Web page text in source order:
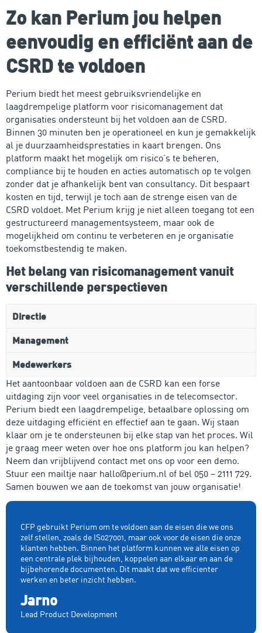
Zo kan Perium jou helpen
eenvoudig en efficiënt aan de
CSRD te voldoen
Perium biedt het meest gebruiksvriendelijke en
laagdrempelige platform voor risicomanagement dat
organisaties ondersteunt bij het voldoen aan de CSRD.
Binnen 30 minuten ben je operationeel en kun je gemakkelijk
al je duurzaamheidsprestaties in kaart brengen. Ons
platform maakt het mogelijk om risico’s te beheren,
compliance bij te houden en acties automatisch op te volgen
zonder dat je afhankelijk bent van consultancy. Dit bespaart
kosten en tijd, terwijl je toch aan de strenge eisen van de
CSRD voldoet. Met Perium krijg je niet alleen toegang tot een
gestructureerd managementsysteem, maar ook de
mogelijkheid om continu te verbeteren en je organisatie
toekomstbestendig te maken.
Het belang van risicomanagement vanuit
verschillende perspectieven
Directie
Management
Medewerkers
Het aantoonbaar voldoen aan de CSRD kan een forse
uitdaging zijn voor veel organisaties in de telecomsector.
Perium biedt een laagdrempelige, betaalbare oplossing om
deze uitdaging efficiënt en effectief aan te gaan. Wij staan
klaar om je te ondersteunen bij elke stap van het proces. Wil
je graag meer weten over hoe ons platform jou kan helpen?
Neem dan vrijblijvend contact met ons op voor een demo.
Stuur een mailtje naar hallo@perium.nl of bel 050 – 2111 729.
Samen bouwen we aan de toekomst van jouw organisatie!
CFP gebruikt Perium om te voldoen aan de eisen die we ons
zelf stellen, zoals de IS027001, maar ook voor de eisen die onze
klanten hebben. Binnen het platform kunnen we alle eisen op
een centrale plek bijhouden, koppelen aan elkaar en aan de
bijbehorende documenten. Dit maakt dat we efficienter
werken en beter inzicht hebben.
Jarno
Lead Product Development